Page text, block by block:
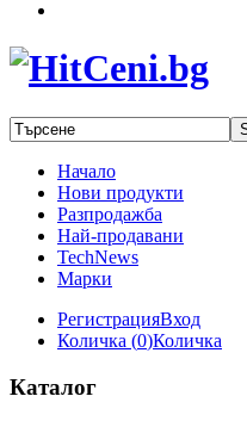
Начало
Нови продукти
Разпродажба
Най-продавани
TechNews
Марки
РегистрацияВход
Количка (0)Количка
Каталог